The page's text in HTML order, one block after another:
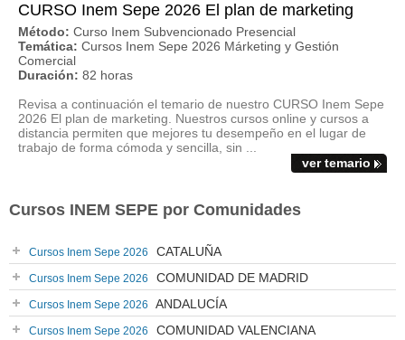
CURSO Inem Sepe 2026 El plan de marketing
Método: Curso Inem Subvencionado Presencial
Temática: Cursos Inem Sepe 2026 Márketing y Gestión
Comercial
Duración: 82 horas
Revisa a continuación el temario de nuestro CURSO Inem Sepe
2026 El plan de marketing. Nuestros cursos online y cursos a
distancia permiten que mejores tu desempeño en el lugar de
trabajo de forma cómoda y sencilla, sin ...
ver temario
Cursos INEM SEPE por Comunidades
Cursos Inem Sepe 2026 CATALUÑA
Cursos Inem Sepe 2026 COMUNIDAD DE MADRID
Cursos Inem Sepe 2026 ANDALUCÍA
Cursos Inem Sepe 2026 COMUNIDAD VALENCIANA